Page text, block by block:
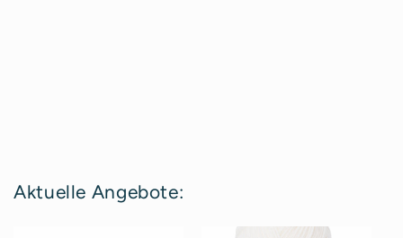
Aktuelle Angebote: